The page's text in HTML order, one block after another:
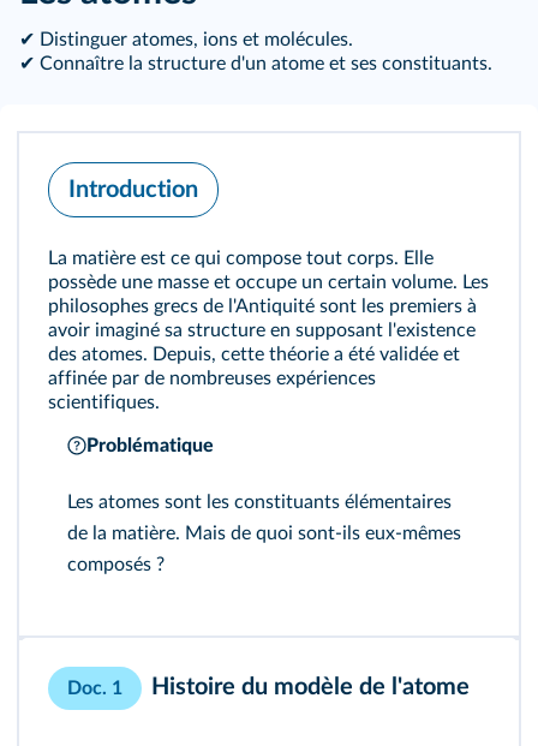
✔ Distinguer atomes, ions et molécules.
✔ Connaître la structure d'un atome et ses constituants.
Introduction
La matière est ce qui compose tout corps. Elle
possède une masse et occupe un certain volume. Les
philosophes grecs de l'Antiquité sont les premiers à
avoir imaginé sa structure en supposant l'existence
des atomes. Depuis, cette théorie a été validée et
affinée par de nombreuses expériences
scientifiques.
Problématique
Les atomes sont les constituants élémentaires
de la matière. Mais de quoi sont-ils eux-mêmes
composés ?
Doc. 1 Histoire du modèle de l'atome